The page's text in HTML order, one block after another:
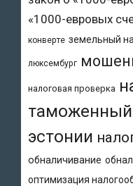
«1000-евровых
конверте земельный
люксембург
налоговая проверка
эстонии
обналичивание
оптимизация